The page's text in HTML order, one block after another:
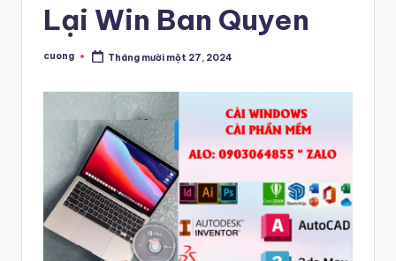
Lại Win Ban Quyen
Posted
cuong Tháng mười một 27, 2024